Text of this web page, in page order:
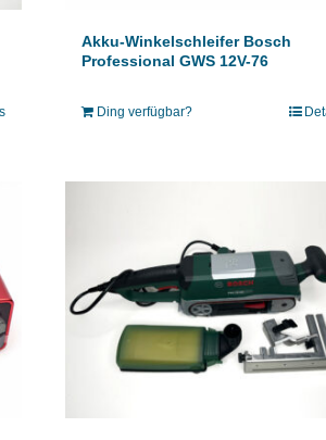
Akku-Winkelschleifer Bosch
Professional GWS 12V-76
Ding verfügbar?